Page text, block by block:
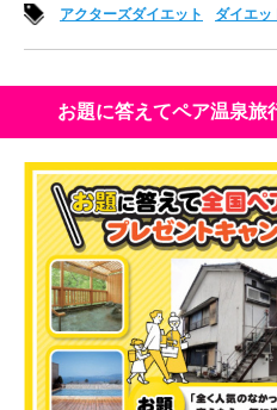
アクターズダイエット
ダイエッ
お題に答えてペア温泉旅